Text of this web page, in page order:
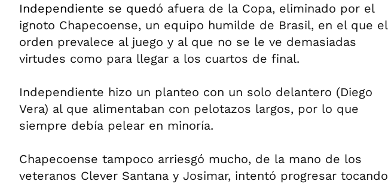
Independiente se quedó afuera de la Copa, eliminado por el
ignoto Chapecoense, un equipo humilde de Brasil, en el que el
orden prevalece al juego y al que no se le ve demasiadas
virtudes como para llegar a los cuartos de final.
Independiente hizo un planteo con un solo delantero (Diego
Vera) al que alimentaban con pelotazos largos, por lo que
siempre debía pelear en minoría.
Chapecoense tampoco arriesgó mucho, de la mano de los
veteranos Clever Santana y Josimar, intentó progresar tocando